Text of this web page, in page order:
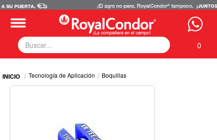
0
Fumigadoras
Equipos Motorizados
Zona Veterianaria
Tecnología de Aplicación Boquillas